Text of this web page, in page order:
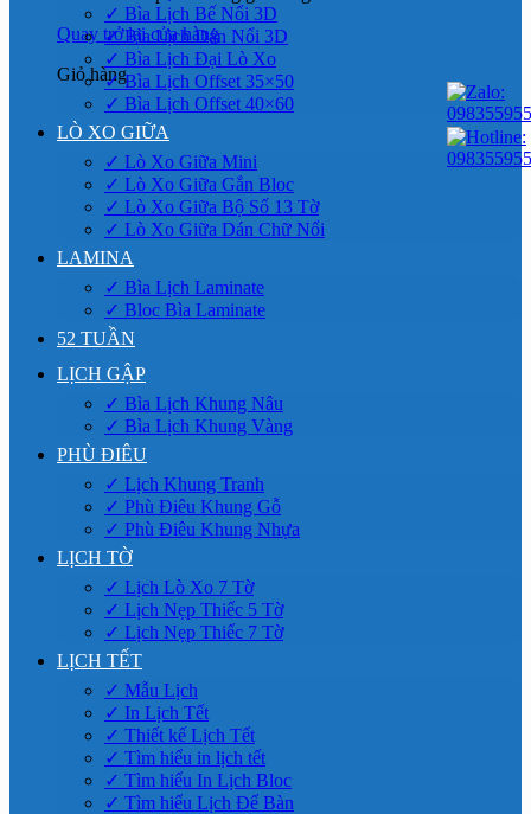
Quay trở lại cửa hàng
Giỏ hàng
✓ Bìa Lịch Bế Nổi 3D
✓ Bìa Lịch Dán Nổi 3D
✓ Bìa Lịch Đại Lò Xo
✓ Bìa Lịch Offset 35×50
✓ Bìa Lịch Offset 40×60
LÒ XO GIỮA
✓ Lò Xo Giữa Mini
✓ Lò Xo Giữa Gắn Bloc
✓ Lò Xo Giữa Bộ Số 13 Tờ
✓ Lò Xo Giữa Dán Chữ Nổi
LAMINA
✓ Bìa Lịch Laminate
✓ Bloc Bìa Laminate
52 TUẦN
LỊCH GẬP
✓ Bìa Lịch Khung Nâu
✓ Bìa Lịch Khung Vàng
PHÙ ĐIÊU
✓ Lịch Khung Tranh
✓ Phù Điêu Khung Gỗ
✓ Phù Điêu Khung Nhựa
LỊCH TỜ
✓ Lịch Lò Xo 7 Tờ
✓ Lịch Nẹp Thiếc 5 Tờ
✓ Lịch Nẹp Thiếc 7 Tờ
LỊCH TẾT
✓ Mẫu Lịch
✓ In Lịch Tết
✓ Thiết kế Lịch Tết
✓ Tìm hiểu in lịch tết
✓ Tìm hiểu In Lịch Bloc
✓ Tìm hiểu Lịch Để Bàn